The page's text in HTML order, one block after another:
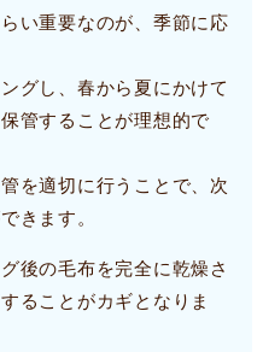
い重要なのが、季節に応
グし、春から夏にかけて
管することが理想的で
を適切に行うことで、次
きます。
後の毛布を完全に乾燥さ
ることがカギとなりま